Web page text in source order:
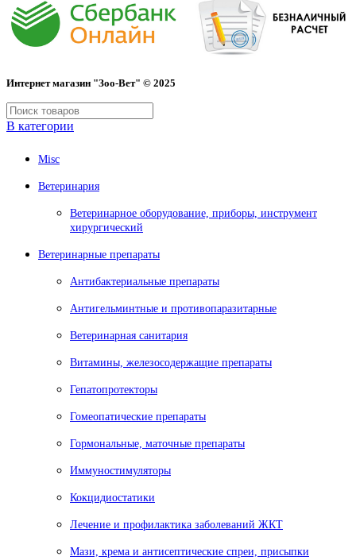
Интернет магазин "Зоо-Вет" © 2025
В категории
Misc
Ветеринария
Ветеринарное оборудование, приборы, инструмент
хирургический
Ветеринарные препараты
Антибактериальные препараты
Антигельминтные и противопаразитарные
Ветеринарная санитария
Витамины, железосодержащие препараты
Гепатопротекторы
Гомеопатические препараты
Гормональные, маточные препараты
Иммуностимуляторы
Кокцидиостатики
Лечение и профилактика заболеваний ЖКТ
Мази, крема и антисептические спреи, присыпки